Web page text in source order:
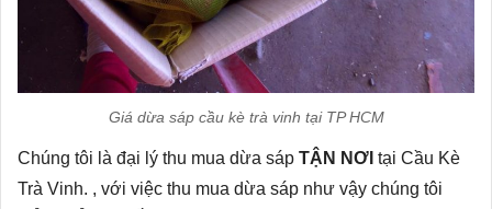
Giá dừa sáp cầu kè trà vinh tại TP HCM
Chúng tôi là đại lý thu mua dừa sáp TẬN NƠI tại Cầu Kè
Trà Vinh. , với việc thu mua dừa sáp như vậy chúng tôi